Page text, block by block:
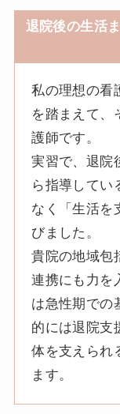
退院後の生活
私の理想の看
を踏まえて、
護師です。
実習で、退院
ら指導してい
なく「生活を
びました。
貴院の地域包
連携にも力を
は急性期での
的には退院支
体を支えられ
ます。